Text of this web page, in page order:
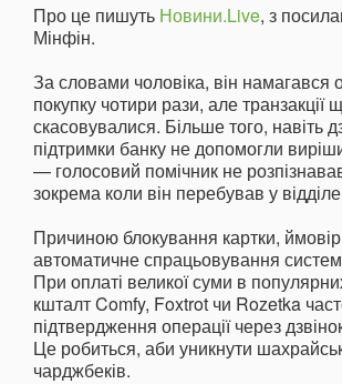
Про це пишуть Новини.Live, з
Мінфін.
За словами чоловіка, він намагався
покупку чотири рази, але транзакції
скасовувалися. Більше того, навіть
підтримки банку не допомогли
— голосовий помічник не
зокрема коли він перебував у
Причиною блокування картки,
автоматичне спрацьовування
При оплаті великої суми в
кшталт Comfy, Foxtrot чи Rozetka
підтвердження операції через
Це робиться, аби уникнути
чарджбеків.